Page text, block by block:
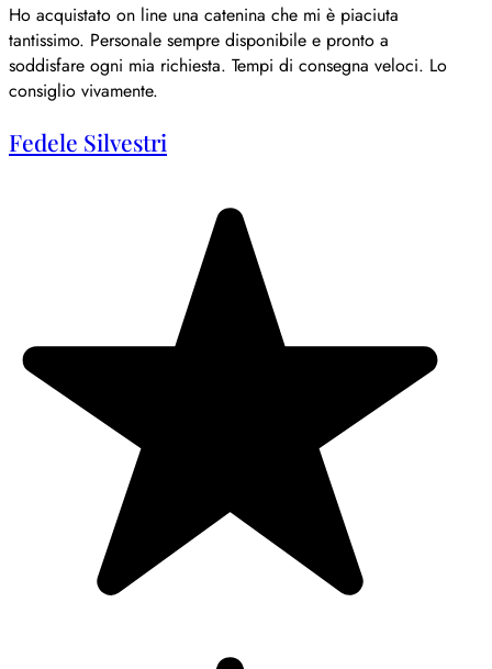
Ho acquistato on line una catenina che mi è piaciuta
tantissimo. Personale sempre disponibile e pronto a
soddisfare ogni mia richiesta. Tempi di consegna veloci. Lo
consiglio vivamente.
Fedele Silvestri